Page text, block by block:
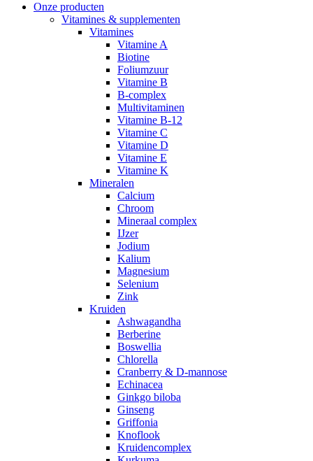
Onze producten
Vitamines & supplementen
Vitamines
Vitamine A
Biotine
Foliumzuur
Vitamine B
B-complex
Multivitaminen
Vitamine B-12
Vitamine C
Vitamine D
Vitamine E
Vitamine K
Mineralen
Calcium
Chroom
Mineraal complex
IJzer
Jodium
Kalium
Magnesium
Selenium
Zink
Kruiden
Ashwagandha
Berberine
Boswellia
Chlorella
Cranberry & D-mannose
Echinacea
Ginkgo biloba
Ginseng
Griffonia
Knoflook
Kruidencomplex